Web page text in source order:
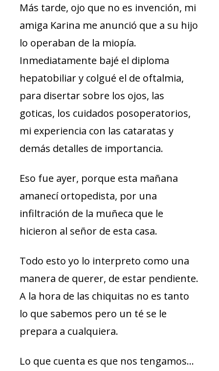
Más tarde, ojo que no es invención, mi
amiga Karina me anunció que a su hijo
lo operaban de la miopía.
Inmediatamente bajé el diploma
hepatobiliar y colgué el de oftalmia,
para disertar sobre los ojos, las
goticas, los cuidados posoperatorios,
mi experiencia con las cataratas y
demás detalles de importancia.
Eso fue ayer, porque esta mañana
amanecí ortopedista, por una
infiltración de la muñeca que le
hicieron al señor de esta casa.
Todo esto yo lo interpreto como una
manera de querer, de estar pendiente.
A la hora de las chiquitas no es tanto
lo que sabemos pero un té se le
prepara a cualquiera.
Lo que cuenta es que nos tengamos…